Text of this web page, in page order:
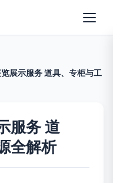
览展示服务 道具、专柜与工
服务 道
全解析